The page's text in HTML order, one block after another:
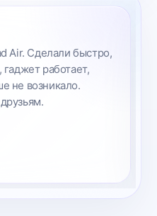
политика в вашем
приятный молодой
мне телефон! Быстро
и все доступно объяснили!